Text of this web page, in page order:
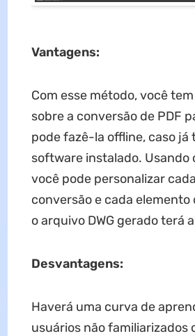
Vantagens:
Com esse método, você
sobre a conversão de PDF
pode fazê-la offline, caso já
software instalado. Usando
você pode personalizar
conversão e cada elemento
o arquivo DWG gerado terá
Desvantagens:
Haverá uma curva de
usuários não familiarizados